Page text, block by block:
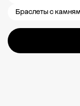
Браслеты с